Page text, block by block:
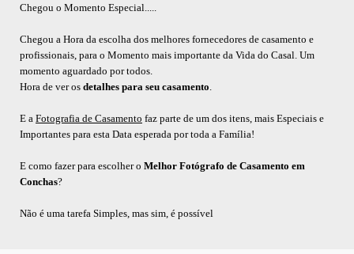
Chegou o Momento Especial.....
Chegou a Hora da escolha dos melhores fornecedores de casamento e
profissionais, para o Momento mais importante da Vida do Casal. Um
momento aguardado por todos.
Hora de ver os detalhes para seu casamento
E a Fotografia de Casamento faz parte de um dos itens, mais Especiais e
Importantes para esta Data esperada por toda a Família!
E como fazer para escolher o Melhor Fotógrafo de Casamento em
Conchas?
Não é uma tarefa Simples, mas sim, é possível